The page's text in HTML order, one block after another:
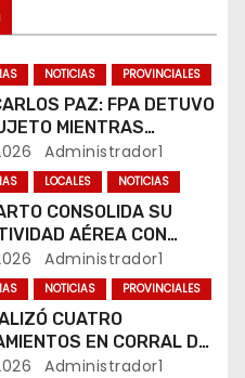
NOTICIAS PROVINCIALES
PAZ: FPA DETUVO
MIENTRAS
COCAÍNA Y
EN UNA PLAZA
Administrador1
LOCALES NOTICIAS
CONSOLIDA SU
AÉREA CON
VUELOS SEMANALES A
AIRES
Administrador1
NOTICIAS PROVINCIALES
CUATRO
EN CORRAL DE
IFFLINGER
Administrador1